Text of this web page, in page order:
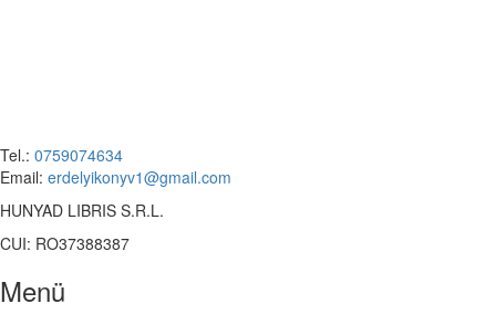
Tel.: 0759074634
Email: erdelyikonyv1@gmail.com
HUNYAD LIBRIS S.R.L.
CUI: RO37388387
Menü